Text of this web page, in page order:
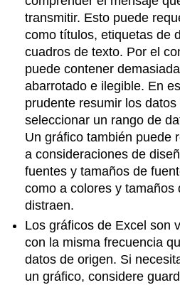
transmitir. Esto puede
como títulos, etiquetas de
cuadros de texto. Por el
puede contener
abarrotado e ilegible. En
prudente resumir los
seleccionar un rango de
Un gráfico también puede
a consideraciones de
fuentes y tamaños de
como a colores y tamaños
distraen.
Los gráficos de Excel son
con la misma frecuencia
datos de origen. Si
un gráfico, considere